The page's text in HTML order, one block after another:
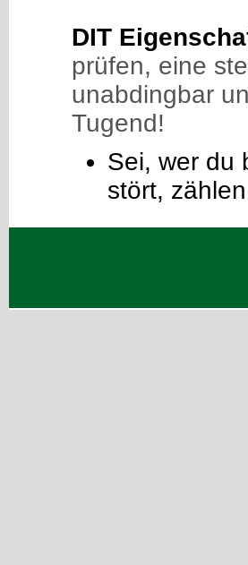
DIT
prüfen, eine
unabdingbar
Tugend!
Sei, wer du
stört,